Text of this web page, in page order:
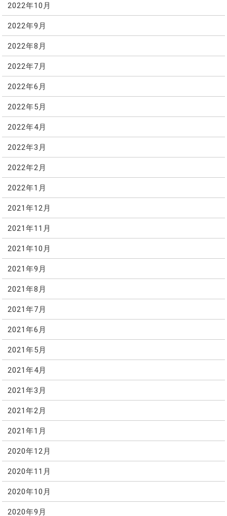
2022年10月
2022年9月
2022年8月
2022年7月
2022年6月
2022年5月
2022年4月
2022年3月
2022年2月
2022年1月
2021年12月
2021年11月
2021年10月
2021年9月
2021年8月
2021年7月
2021年6月
2021年5月
2021年4月
2021年3月
2021年2月
2021年1月
2020年12月
2020年11月
2020年10月
2020年9月